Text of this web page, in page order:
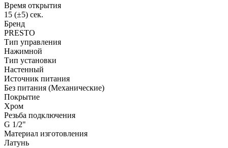
Время открытия
15 (±5) сек.
Бренд
PRESTO
Тип управления
Нажимной
Тип установки
Настенный
Источник питания
Без питания (Механические)
Покрытие
Хром
Резьба подключения
G 1/2"
Материал изготовления
Латунь